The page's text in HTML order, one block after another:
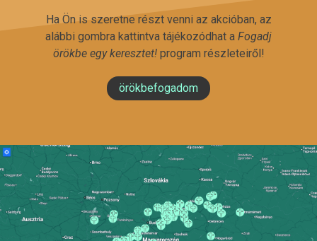
Ha Ön is szeretne részt venni az akcióban, az
alábbi gombra kattintva tájékozódhat a Fogadj
örökbe egy keresztet!program részleteiről!
örökbefogadom